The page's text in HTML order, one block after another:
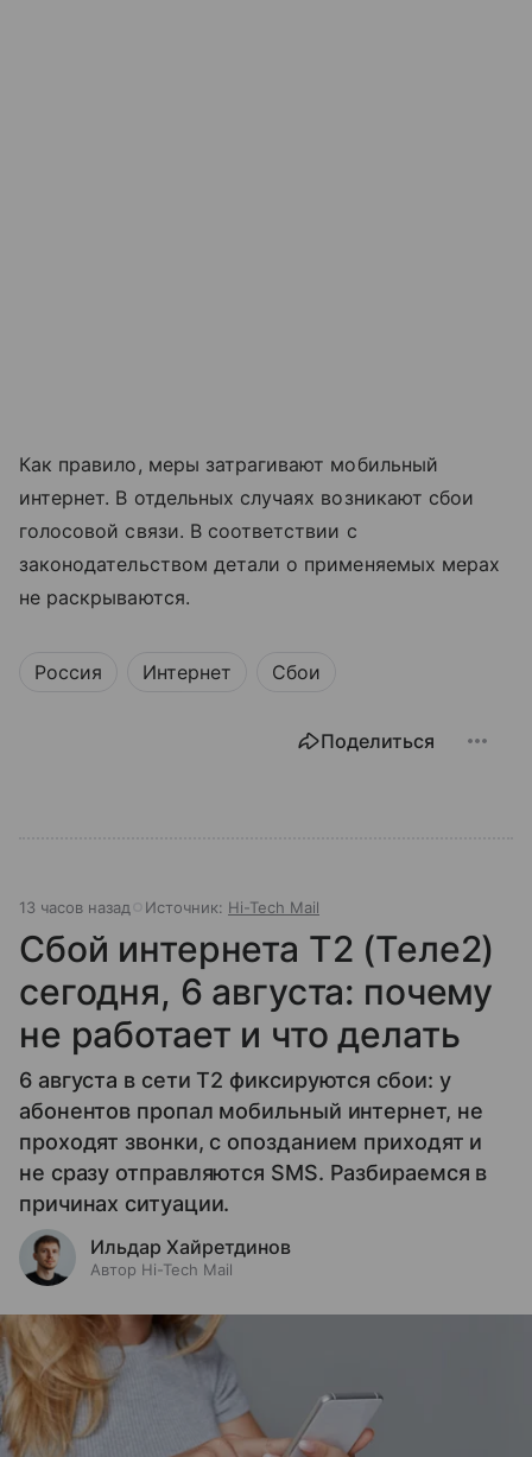
Как правило, меры затрагивают мобильный
интернет. В отдельных случаях возникают сбои
голосовой связи. В соответствии с
законодательством детали о применяемых мерах
не раскрываются.
Россия Интернет Сбои
Поделиться
13 часов назад Источник: Hi-Tech Mail
Сбой интернета T2 (Теле2)
сегодня, 6 августа: почему
не работает и что делать
6 августа в сети T2 фиксируются сбои: у
абонентов пропал мобильный интернет, не
проходят звонки, с опозданием приходят и
не сразу отправляются SMS. Разбираемся в
причинах ситуации.
Ильдар Хайретдинов
Автор Hi-Tech Mail